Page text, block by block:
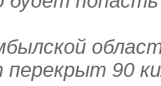
перекрыт 90